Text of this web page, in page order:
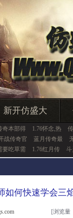
新开仿盛大
奇本部得 1.76怀念,热
战传奇官 蓝月传奇最
要吃草需 1.76红月传
如何快速学会三
[浏览量